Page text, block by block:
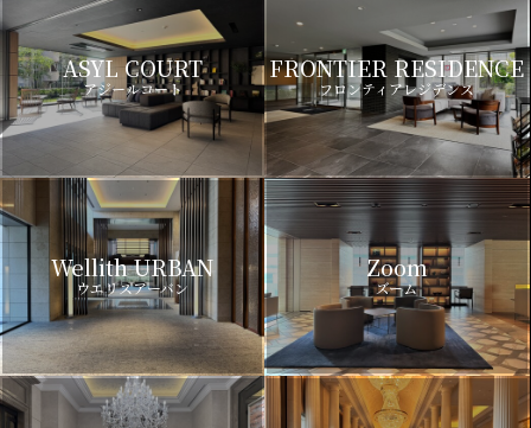
ASYL COURT
アジールコート
FRONTIER RESIDENCE
フロンティアレジデンス
Wellith URBAN
ウエリスアーバン
Zoom
ズーム